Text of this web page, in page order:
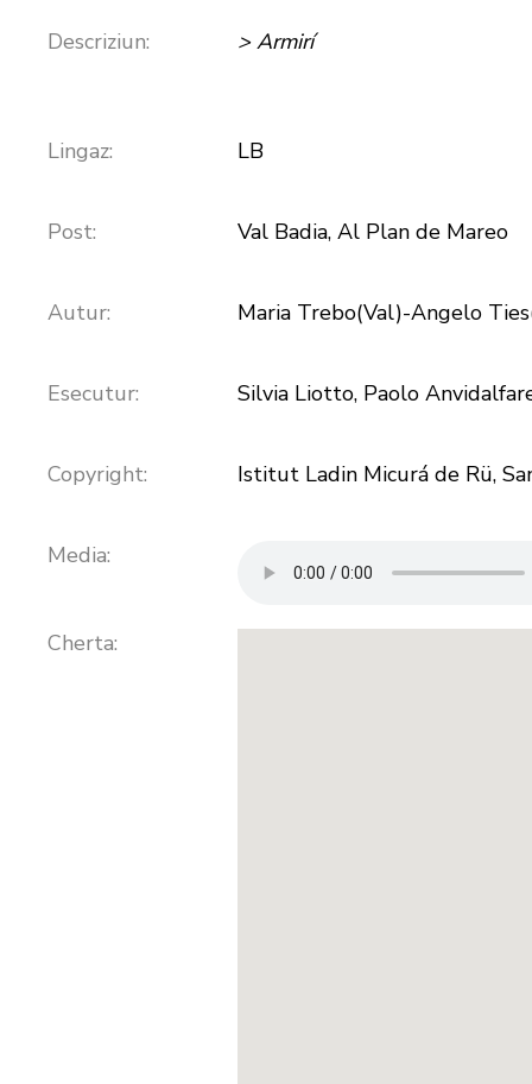
Descriziun: > Armirí
Lingaz: LB
Post: Val Badia, Al Plan de Mareo
Autur: Maria Trebo(Val)-Angelo
Esecutur: Silvia Liotto, Paolo
Copyright: Istitut Ladin Micurá de Rü,
Media:
Cherta: